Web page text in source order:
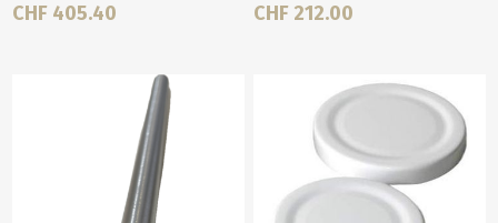
CHF 405.40 CHF 212.00